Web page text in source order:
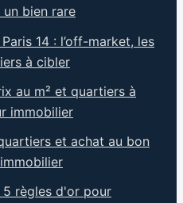
bien rare
14 : l’off-market, les
à cibler
au m² et quartiers à
immobilier
et achat au bon
règles d'or pour